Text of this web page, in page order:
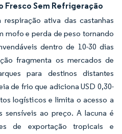
Fresco Sem Refrigeração
ativa das castanhas
mofo e perda de peso tornando
dentro de 10-30 dias
fragmenta os mercados de
para destinos distantes
de frio que adiciona USD 0,30-
logísticos e limita o acesso a
sensíveis ao preço. A lacuna é
de exportação tropicais e